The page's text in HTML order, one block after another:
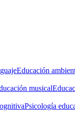
Educación
musical
Psicología